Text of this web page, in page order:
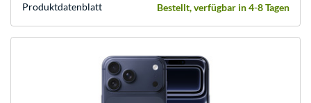
Bestellt, verfügbar in 4-8 Tagen
Produkt­datenblatt